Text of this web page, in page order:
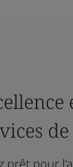
prêt pour